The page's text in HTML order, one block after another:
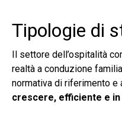
Tipologie di
Il settore dell’ospitalità
realtà a conduzione
normativa di riferimento
crescere, efficiente e